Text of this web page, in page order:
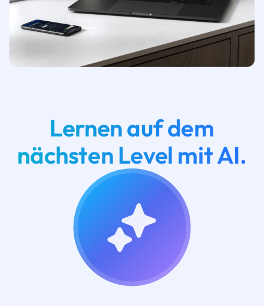
Lernen auf dem
nächsten Level mit AI.